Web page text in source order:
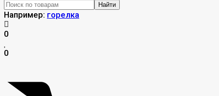
Найти
Например: горелка
0
0